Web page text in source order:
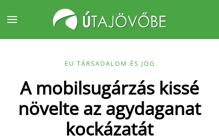
Fő tartalom átugrása
EU TÁRSADALOM ÉS JOG
A mobilsugárzás kissé
növelte az agydaganat
kockázatát